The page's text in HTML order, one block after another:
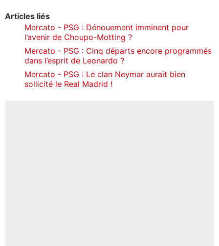
Articles liés
Mercato - PSG : Dénouement imminent pour
l’avenir de Choupo-Motting ?
Mercato - PSG : Cinq départs encore programmés
dans l’esprit de Leonardo ?
Mercato - PSG : Le clan Neymar aurait bien
sollicité le Real Madrid !